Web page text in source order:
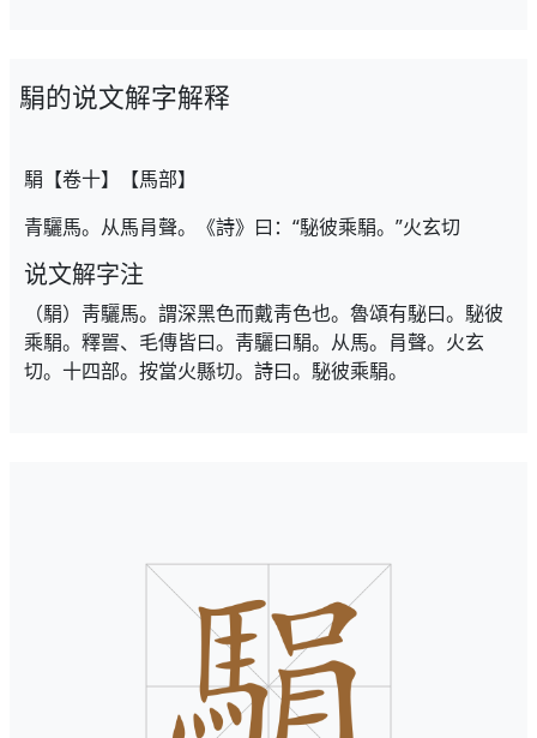
駽的说文解字解释
駽【卷十】【馬部】
青驪馬。从馬肙聲。《詩》曰：“駜彼乘駽。”火玄切
说文解字注
（駽）靑驪馬。謂深黑色而戴靑色也。魯頌有駜曰。駜彼
乘駽。釋嘼、毛傳皆曰。靑驪曰駽。从馬。肙聲。火玄
切。十四部。按當火縣切。詩曰。駜彼乘駽。